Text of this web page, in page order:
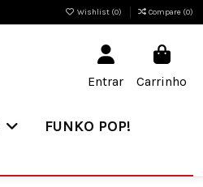
Wishlist (0) Compare (0)
Entrar Carrinho
FUNKO POP!